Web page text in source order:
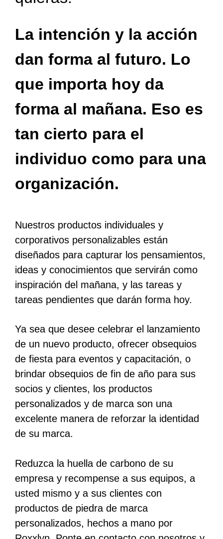
La intención y la acción
dan forma al futuro. Lo
que importa hoy da
forma al mañana. Eso es
tan cierto para el
individuo como para una
organización.
Nuestros productos individuales y
corporativos personalizables están
diseñados para capturar los pensamientos,
ideas y conocimientos que servirán como
inspiración del mañana, y las tareas y
tareas pendientes que darán forma hoy.
Ya sea que desee celebrar el lanzamiento
de un nuevo producto, ofrecer obsequios
de fiesta para eventos y capacitación, o
brindar obsequios de fin de año para sus
socios y clientes, los productos
personalizados y de marca son una
excelente manera de reforzar la identidad
de su marca.
Reduzca la huella de carbono de su
empresa y recompense a sus equipos, a
usted mismo y a sus clientes con
productos de piedra de marca
personalizados, hechos a mano por